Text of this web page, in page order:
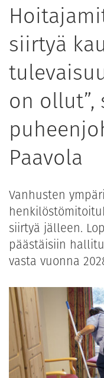
siirtyä
on ollut”,
Paavola
Vanhusten
siirtyä jälleen.
päästäisiin
vasta vuonna